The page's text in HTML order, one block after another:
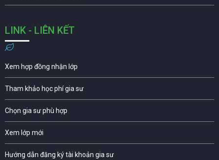
LINK - LIÊN KẾT
Xem hợp đồng nhận lớp
Tham khảo học phí gia sư
Chọn gia sư phù hợp
Xem lớp mới
Hướng dẫn đăng ký tài khoản gia sư